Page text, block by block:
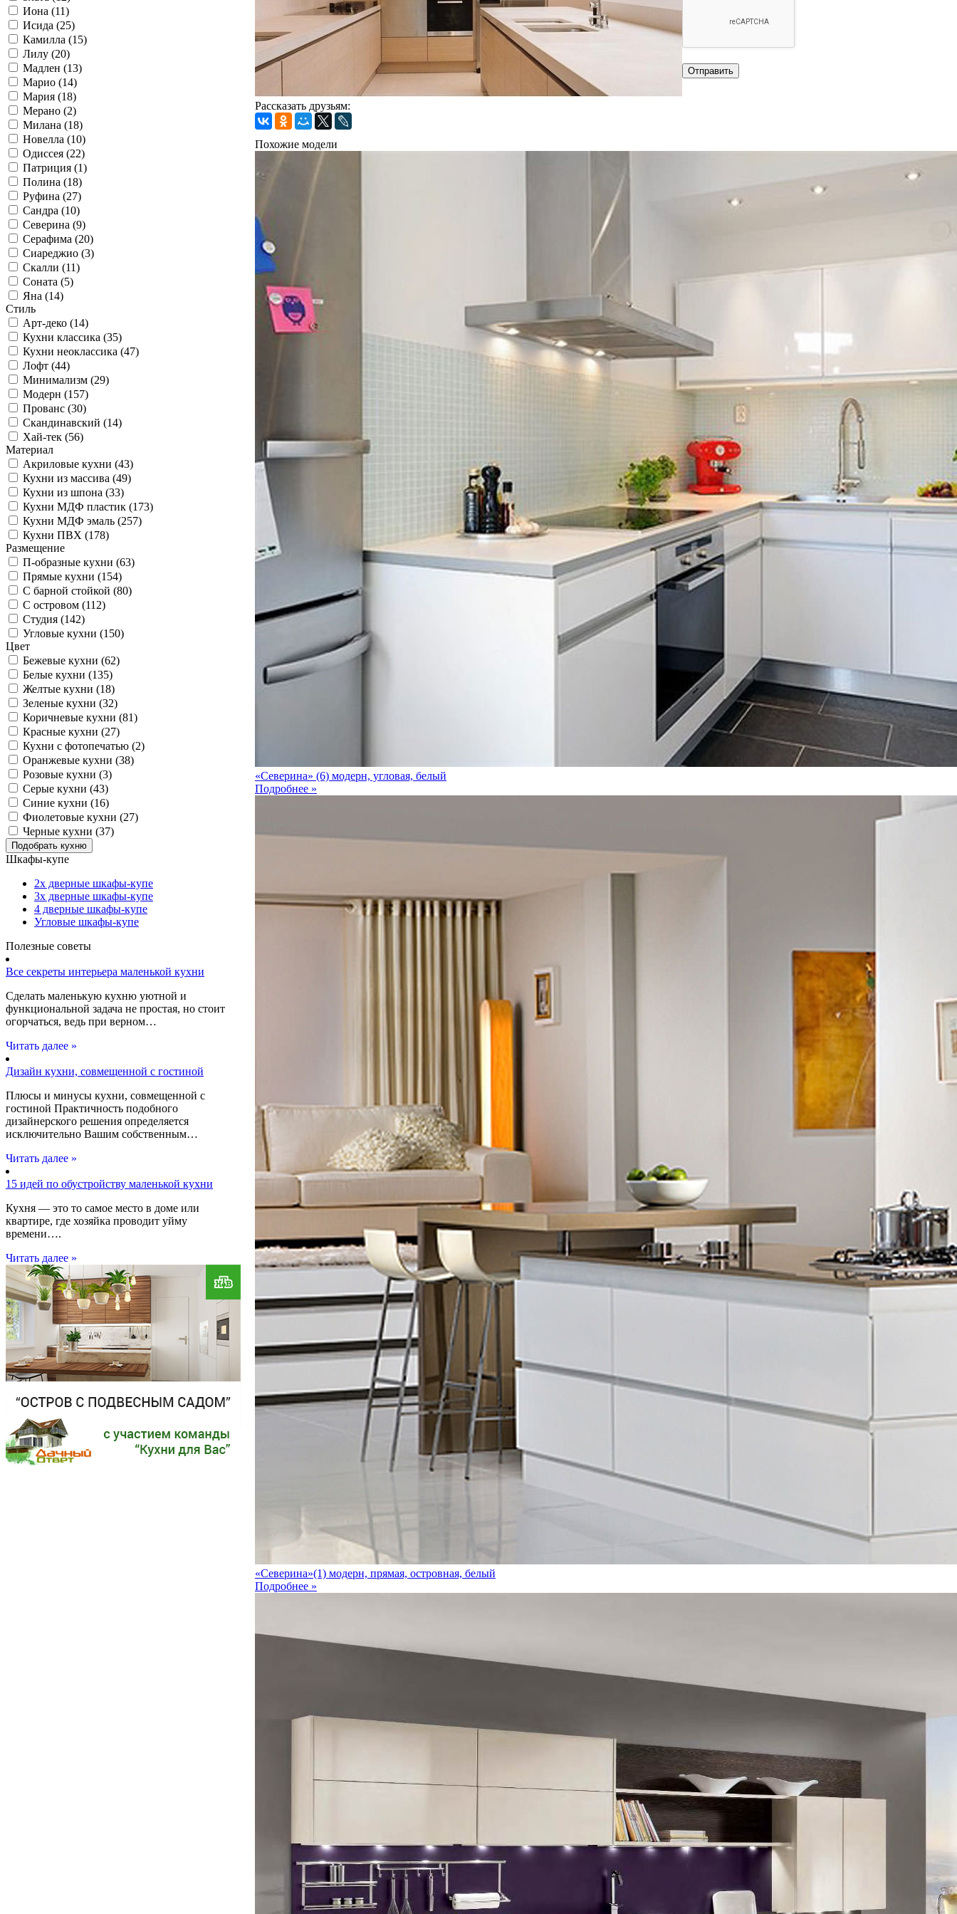
Иона (11)
Исида (25)
Камилла (15)
Лилу (20)
Мадлен (13)
Марио (14)
Мария (18)
Мерано (2)
Милана (18)
Новелла (10)
Одиссея (22)
Патриция (1)
Полина (18)
Руфина (27)
Сандра (10)
Северина (9)
Серафима (20)
Сиареджио (3)
Скалли (11)
Соната (5)
Яна (14)
Стиль
Арт-деко (14)
Кухни классика (35)
Кухни неоклассика (47)
Лофт (44)
Минимализм (29)
Модерн (157)
Прованс (30)
Скандинавский (14)
Хай-тек (56)
Материал
Акриловые кухни (43)
Кухни из массива (49)
Кухни из шпона (33)
Кухни МДФ пластик (173)
Кухни МДФ эмаль (257)
Кухни ПВХ (178)
Размещение
П-образные кухни (63)
Прямые кухни (154)
С барной стойкой (80)
С островом (112)
Студия (142)
Угловые кухни (150)
Цвет
Бежевые кухни (62)
Белые кухни (135)
Желтые кухни (18)
Зеленые кухни (32)
Коричневые кухни (81)
Красные кухни (27)
Кухни с фотопечатью (2)
Оранжевые кухни (38)
Розовые кухни (3)
Серые кухни (43)
Синие кухни (16)
Фиолетовые кухни (27)
Черные кухни (37)
Шкафы-купе
2х дверные шкафы-купе
3х дверные шкафы-купе
4 дверные шкафы-купе
Угловые шкафы-купе
Полезные советы
Все секреты интерьера маленькой кухни
Сделать маленькую кухню уютной и
функциональной задача не простая, но стоит
огорчаться, ведь при верном…
Читать далее »
Дизайн кухни, совмещенной с гостиной
Плюсы и минусы кухни, совмещенной с
гостиной Практичность подобного
дизайнерского решения определяется
исключительно Вашим собственным…
Читать далее »
15 идей по обустройству маленькой кухни
Кухня — это то самое место в доме или
квартире, где хозяйка проводит уйму
времени….
Читать далее »
Рассказать друзьям:
Похожие модели
«Северина» (6) модерн, угловая, белый
Подробнее »
«Северина»(1) модерн, прямая, островная, белый
Подробнее »